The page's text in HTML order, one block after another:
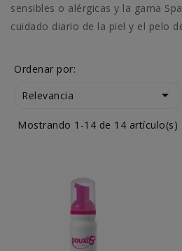
sensibles o alérgicas y la gama
cuidado diario de la piel y el pelo
Ordenar por:
Relevancia

Mostrando 1-14 de 14 artículo(s)